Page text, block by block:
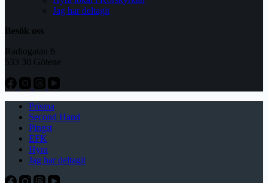
Jag har deltagit
Besök oss
Radiogatan 6
533 30 Götene
Prisma
Second Hand
Pingst
EFK
Hyra
Jag har deltagit